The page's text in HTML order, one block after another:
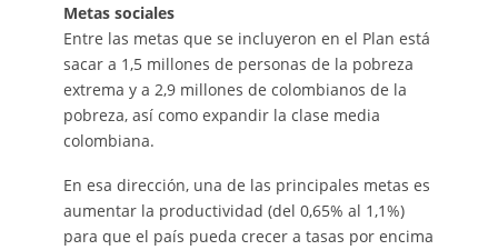
Metas sociales
Entre las metas que se incluyeron en el Plan está
sacar a 1,5 millones de personas de la pobreza
extrema y a 2,9 millones de colombianos de la
pobreza, así como expandir la clase media
colombiana.
En esa dirección, una de las principales metas es
aumentar la productividad (del 0,65% al 1,1%)
para que el país pueda crecer a tasas por encima